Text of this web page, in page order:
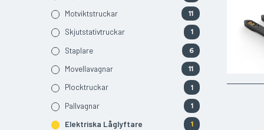
Motviktstruckar 11
Skjutstativtruckar 1
Staplare 6
Movellavagnar 11
Plocktruckar 1
Pallvagnar 1
Elektriska Låglyftare 1